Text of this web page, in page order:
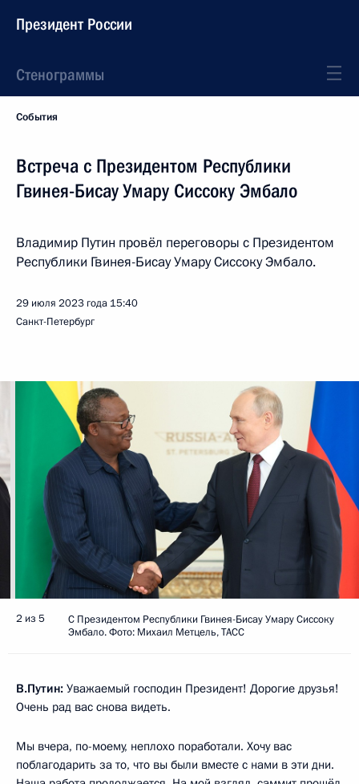
Президент России
Стенограммы
События
Встреча с Президентом Республики
Гвинея-Бисау Умару Сиссоку Эмбало
Владимир Путин провёл переговоры с Президентом
Республики Гвинея-Бисау Умару Сиссоку Эмбало.
29 июля 2023 года 15:40
Санкт-Петербург
2 из 5
С Президентом Республики Гвинея-Бисау Умару Сиссоку
Эмбало. Фото: Михаил Метцель, ТАСС
В.Путин: Уважаемый господин Президент! Дорогие друзья!
Очень рад вас снова видеть.
Мы вчера, по-моему, неплохо поработали. Хочу вас
поблагодарить за то, что вы были вместе с нами в эти дни.